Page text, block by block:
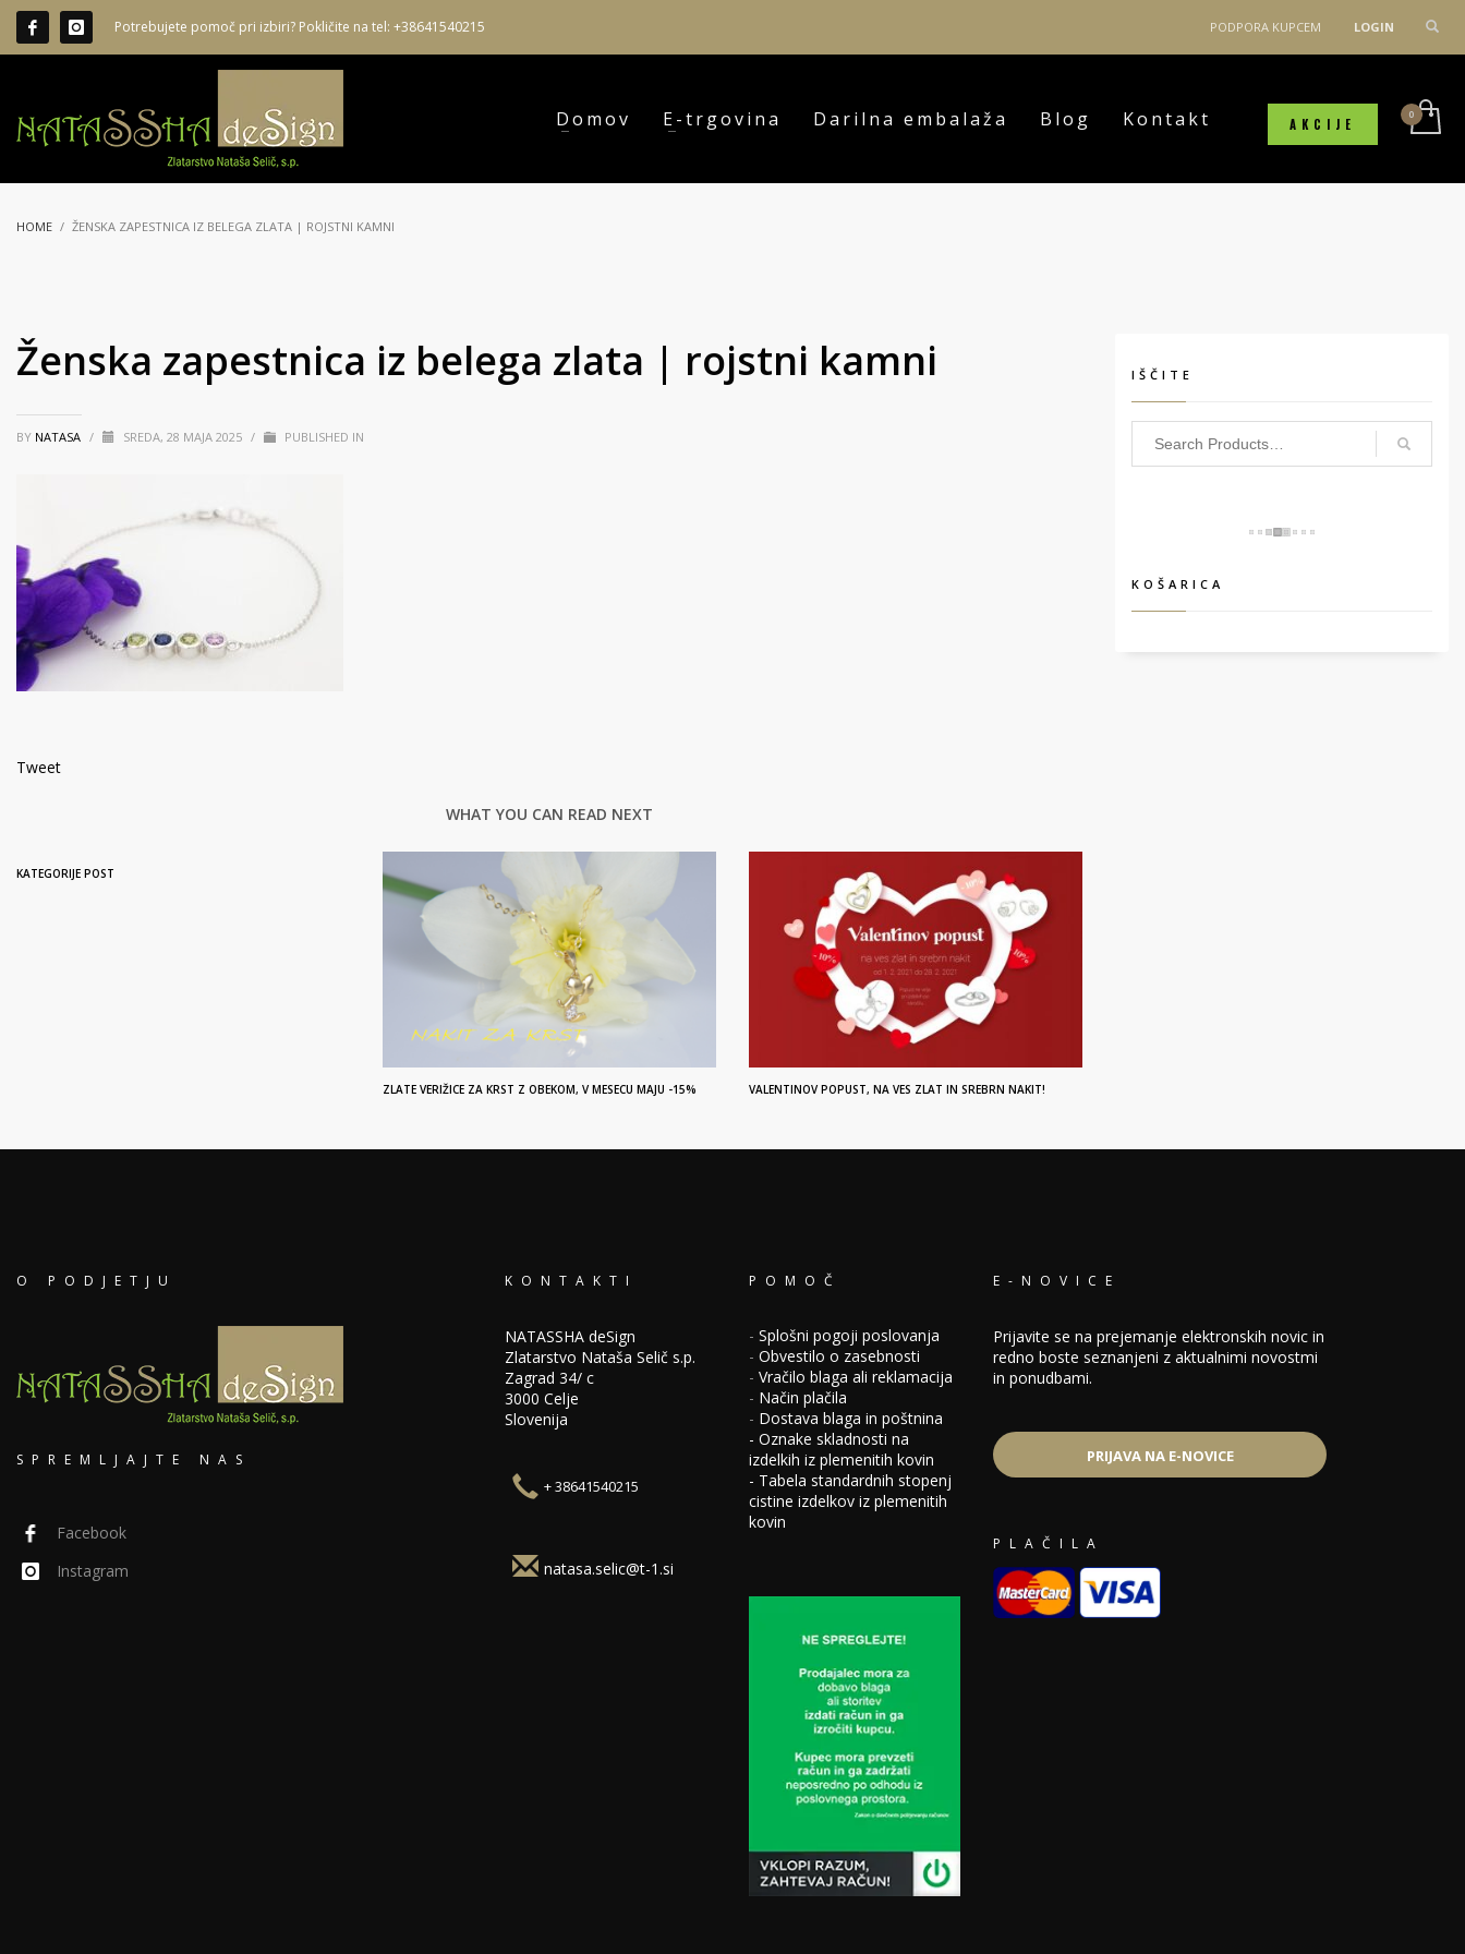
Potrebujete pomoč pri izbiri? Pokličite na tel: +38641540215 PODPORA KUPCEM LOGIN
Domov E-trgovina Darilna embalaža Blog Kontakt AKCIJE
HOME ŽENSKA ZAPESTNICA IZ BELEGA ZLATA | ROJSTNI KAMNI
Ženska zapestnica iz belega zlata | rojstni kamni
BY NATASA / SREDA, 28 MAJA 2025 / PUBLISHED IN
Tweet
WHAT YOU CAN READ NEXT
KATEGORIJE POST
ZLATE VERIŽICE ZA KRST Z OBEKOM, V MESECU MAJU -15% VALENTINOV POPUST, NA VES ZLAT IN SREBRN NAKIT!
IŠČITE
KOŠARICA
O PODJETJU
SPREMLJAJTE NAS
Facebook
Instagram
KONTAKTI
NATASSHA deSign
Zlatarstvo Nataša Selič s.p.
Zagrad 34/ c
3000 Celje
Slovenija
+ 38641540215
natasa.selic@t-1.si
POMOČ
- Splošni pogoji poslovanja
- Obvestilo o zasebnosti
- Vračilo blaga ali reklamacija
- Način plačila
- Dostava blaga in poštnina
- Oznake skladnosti na
izdelkih iz plemenitih kovin
- Tabela standardnih stopenj
cistine izdelkov iz plemenitih
kovin
E-NOVICE
Prijavite se na prejemanje elektronskih novic in
redno boste seznanjeni z aktualnimi novostmi
in ponudbami.
PRIJAVA NA E-NOVICE
PLAČILA